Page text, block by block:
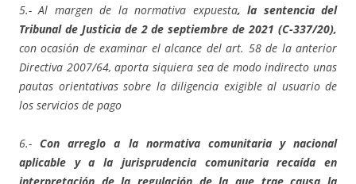
5.- Al margen de la normativa expuesta, la sentencia del
Tribunal de Justicia de 2 de septiembre de 2021 (C-337/20),
con ocasión de examinar el alcance del art. 58 de la anterior
Directiva 2007/64, aporta siquiera sea de modo indirecto unas
pautas orientativas sobre la diligencia exigible al usuario de
los servicios de pago
6.- Con arreglo a la normativa comunitaria y nacional
aplicable y a la jurisprudencia comunitaria recaída en